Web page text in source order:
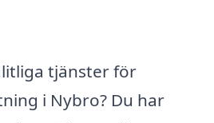
tjänster för
i Nybro? Du har